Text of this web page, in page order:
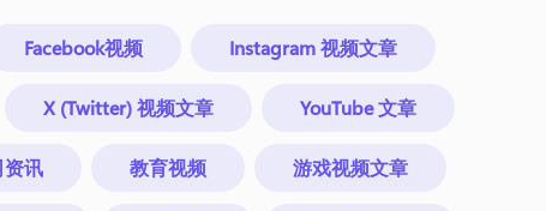
Facebook视频 Instagram 视频文章
X (Twitter) 视频文章 YouTube 文章
资讯 教育视频 游戏视频文章